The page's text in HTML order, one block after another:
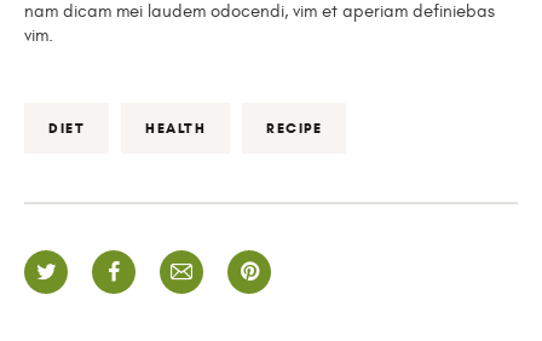
nam dicam mei laudem odocendi, vim et aperiam definiebas
vim.
DIET HEALTH RECIPE